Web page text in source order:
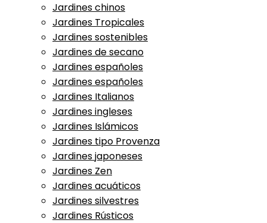
Jardines chinos
Jardines Tropicales
Jardines sostenibles
Jardines de secano
Jardines españoles
Jardines españoles
Jardines Italianos
Jardines ingleses
Jardines Islámicos
Jardines tipo Provenza
Jardines japoneses
Jardines Zen
Jardines acuáticos
Jardines silvestres
Jardines Rústicos